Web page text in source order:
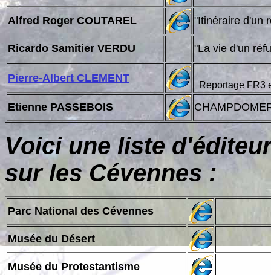
Alfred Roger COUTAREL "Itinéraire d'un
Ricardo Samitier VERDU "La vie d'un
Pierre-Albert CLEMENT
Reportage FR3
Etienne PASSEBOIS
Voici une liste
sur les Cévennes :
Parc National des Cévennes
Musée du Désert
Musée du Protestantisme